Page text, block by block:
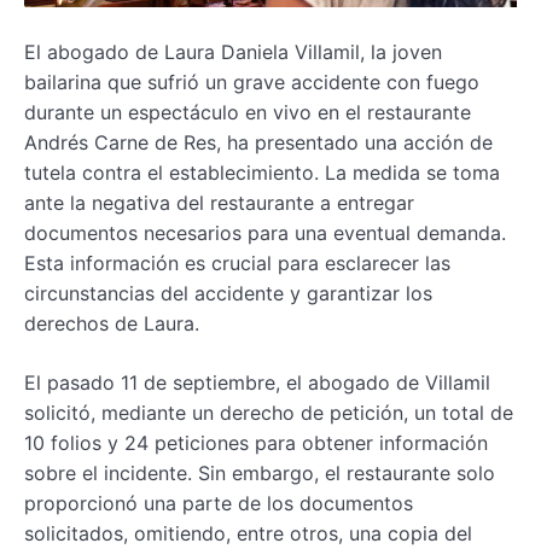
El abogado de Laura Daniela Villamil, la joven
bailarina que sufrió un grave accidente con fuego
durante un espectáculo en vivo en el restaurante
Andrés Carne de Res, ha presentado una acción de
tutela contra el establecimiento. La medida se toma
ante la negativa del restaurante a entregar
documentos necesarios para una eventual demanda.
Esta información es crucial para esclarecer las
circunstancias del accidente y garantizar los
derechos de Laura.
El pasado 11 de septiembre, el abogado de Villamil
solicitó, mediante un derecho de petición, un total de
10 folios y 24 peticiones para obtener información
sobre el incidente. Sin embargo, el restaurante solo
proporcionó una parte de los documentos
solicitados, omitiendo, entre otros, una copia del